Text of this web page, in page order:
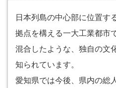
日本列島の中心部に位置す
拠点を構える一大工業都市
混合したような、独自の文
知られています。
愛知県では今後、県内の総